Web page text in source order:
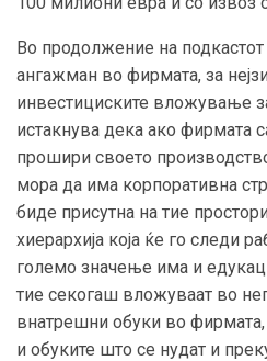
Во продолжение на подкастот
ангажман во фирмата, за
инвестициските вложување
истакнува дека ако фирмата
прошири своето
мора да има корпоративна
биде присутна на тие
хиерархија која ќе го следи
големо значење има и
тие секогаш вложуваат во
внатрешни обуки во фирмата,
и обуките што се нудат и